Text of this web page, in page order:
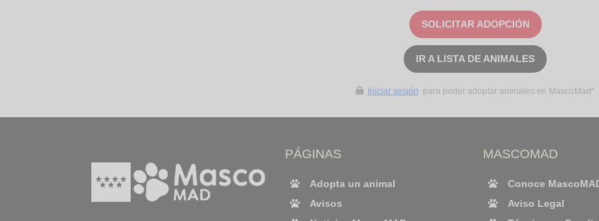
SOLICITAR ADOPCIÓN
IR A LISTA DE ANIMALES
Iniciar sesión para poder adoptar animales en MascoMad*
PÁGINAS
Adopta un animal
Avisos
MASCOMAD
Conoce
Aviso Legal